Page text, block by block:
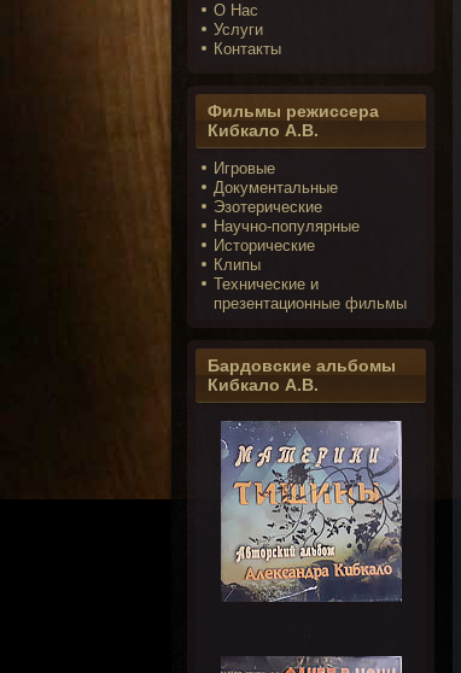
О Нас
Услуги
Контакты
Фильмы режиссера
Кибкало А.В.
Игровые
Документальные
Эзотерические
Научно-популярные
Исторические
Клипы
Технические и
презентационные фильмы
Бардовские альбомы
Кибкало А.В.